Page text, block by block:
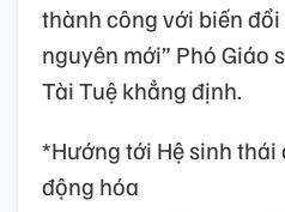
thành công với biến
nguyên mới” Phó Giáo
Tài Tuệ khẳng định.
*Hướng tới Hệ sinh
động hóa